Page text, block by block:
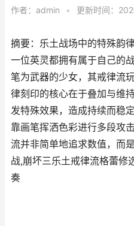
作者： admin • 更新时间：
摘要：乐土战场中的特殊韵
一位英灵都拥有属于自己的
笔为武器的少女，其戒律流
律刻印的核心在于叠加与维
发特殊效果，造成持续而稳
靠画笔挥洒色彩进行多段攻
流并非简单地追求数值，而
战,崩坏三乐土戒律流格蕾修
奏